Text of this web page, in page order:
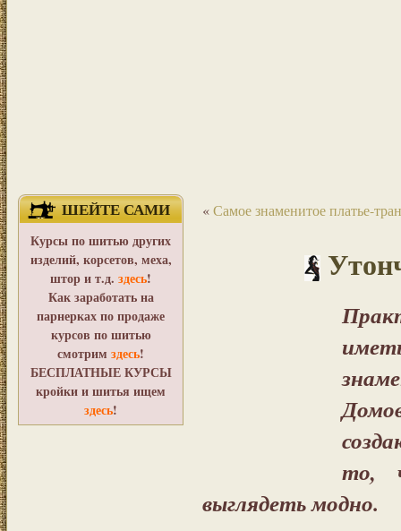
ШЕЙТЕ САМИ
Курсы по шитью других
изделий, корсетов, меха,
штор и т.д. здесь!
Как заработать на
парнерках по продаже
курсов по шитью
смотрим здесь!
БЕСПЛАТНЫЕ КУРСЫ
кройки и шитья ищем
здесь!
«Самое знаменитое платье-
то,
выглядеть модно.